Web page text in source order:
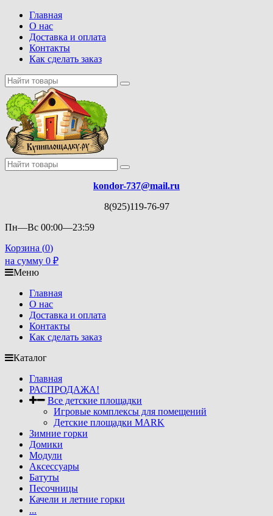
Главная
О нас
Доставка и оплата
Контакты
Как сделать заказ
kondor-737@mail.ru
8(925)119-76-97
Пн—Вс 00:00—23:59
Корзина (0)
на сумму 0 ₽
Меню
Главная
О нас
Доставка и оплата
Контакты
Как сделать заказ
Каталог
Главная
РАСПРОДАЖА!
Все детские площадки
Игровые комплексы для помещений
Детские площадки MARK
Зимние горки
Домики
Модули
Аксессуары
Батуты
Песочницы
Качели и летние горки
...